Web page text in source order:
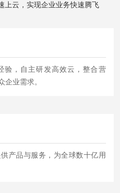
上云，实现企业业务快速腾飞
验，自主研发高效云，整合营
企业需求。
产品与服务，为全球数十亿用